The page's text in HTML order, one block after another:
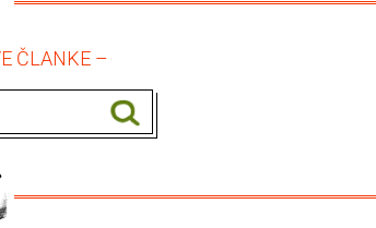
ČLANKE –